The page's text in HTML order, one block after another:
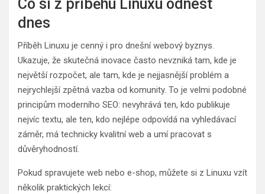
Co si z příběhu Linuxu odnést
dnes
Příběh Linuxu je cenný i pro dnešní webový byznys.
Ukazuje, že skutečná inovace často nevzniká tam, kde je
největší rozpočet, ale tam, kde je nejjasnější problém a
nejrychlejší zpětná vazba od komunity. To je velmi podobné
principům moderního SEO: nevyhrává ten, kdo publikuje
nejvíc textu, ale ten, kdo nejlépe odpovídá na vyhledávací
záměr, má technicky kvalitní web a umí pracovat s
důvěryhodností.
Pokud spravujete web nebo e-shop, můžete si z Linuxu vzít
několik praktických lekcí: